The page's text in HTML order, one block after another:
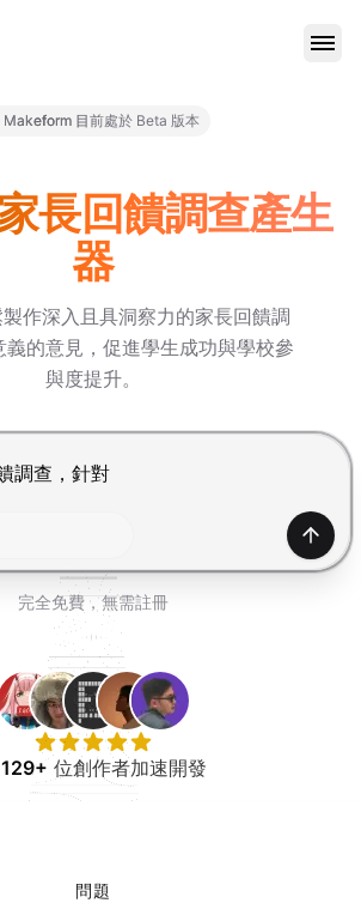
Makeform 目前處於 Beta 版本
長回饋調查產生
器
作深入且具洞察力的家長回饋調
義的意見，促進學生成功與學校參
與度提升。
換行
產生
完全免費，無需註冊
位創作者加速開發
問題